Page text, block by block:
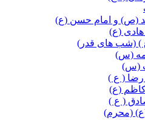
(ص) و امام حسن (ع)
(ع)
) (شب های قدر)
(س)
(س)
رضا ( ع )
(ع)
( ع )
(محرم)